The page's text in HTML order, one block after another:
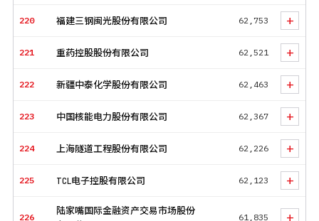
220 福建三钢闽光股份有限公司 62,753 +
221 重药控股股份有限公司 62,521 +
222 新疆中泰化学股份有限公司 62,463 +
223 中国核能电力股份有限公司 62,367 +
224 上海隧道工程股份有限公司 62,226 +
225 TCL电子控股有限公司 62,123 +
226
陆家嘴国际金融资产交易市场股份
61,835 +